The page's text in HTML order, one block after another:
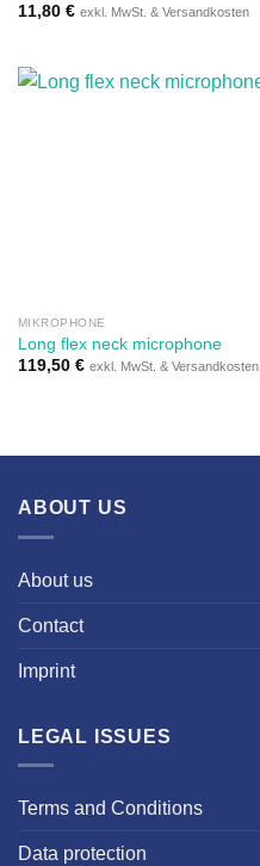
11,80 € exkl. MwSt. & Versandkosten
MIKROPHONE
Long flex neck microphone
119,50 € exkl. MwSt. & Versandkosten
ABOUT US
About us
Contact
Imprint
LEGAL ISSUES
Terms and Conditions
Data protection